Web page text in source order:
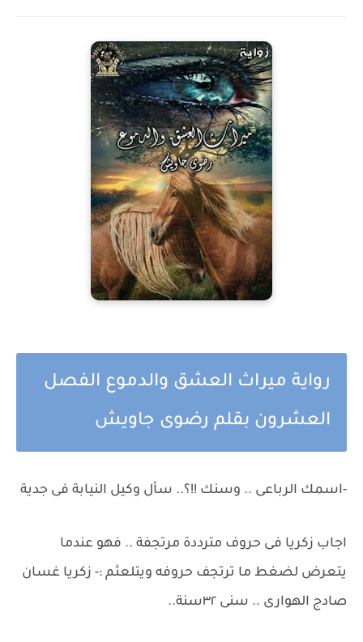
رواية ميراث العشق والدموع الفصل
العشرون بقلم رضوى جاويش
-اسمك الرباعى .. وسنك !!؟.. سأل وكيل النيابة فى جدية
اجاب زكريا فى حروف مترددة مرتجفة .. فهو عندما
يتعرض لضغط ما ترتجف حروفه ويتلعثم :- زكريا غسان
صادج الهوارى .. سنى ٣٢سنة..